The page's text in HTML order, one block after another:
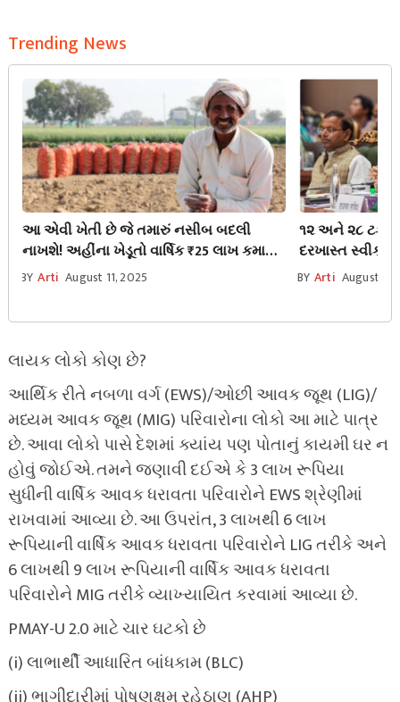
Trending News
આ એવી ખેતી છે જે તમારું નસીબ બદલી
નાખશે! અહીંના ખેડૂતો વાર્ષિક ₹25 લાખ કમાય
છે
BY Arti August 11, 2025
૧૨ અને ૨૮
દરખાસ્ત
રાહત મળશે
BY Arti August
લાયક લોકો કોણ છે?
આર્થિક રીતે નબળા વર્ગ (EWS)/ઓછી આવક જૂથ (LIG)/
મધ્યમ આવક જૂથ (MIG) પરિવારોના લોકો આ માટે પાત્ર
છે. આવા લોકો પાસે દેશમાં ક્યાંય પણ પોતાનું કાયમી ઘર ન
હોવું જોઈએ. તમને જણાવી દઈએ કે 3 લાખ રૂપિયા
સુધીની વાર્ષિક આવક ધરાવતા પરિવારોને EWS શ્રેણીમાં
રાખવામાં આવ્યા છે. આ ઉપરાંત, 3 લાખથી 6 લાખ
રૂપિયાની વાર્ષિક આવક ધરાવતા પરિવારોને LIG તરીકે અને
6 લાખથી 9 લાખ રૂપિયાની વાર્ષિક આવક ધરાવતા
પરિવારોને MIG તરીકે વ્યાખ્યાયિત કરવામાં આવ્યા છે.
PMAY-U 2.0 માટે ચાર ઘટકો છે
(i) લાભાર્થી આધારિત બાંધકામ (BLC)